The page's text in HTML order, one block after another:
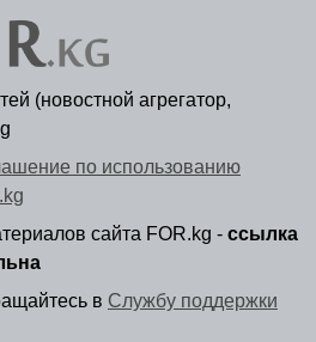
(новостной агрегатор,
по использованию
сайта FOR.kg - ссылка
в Службу поддержки